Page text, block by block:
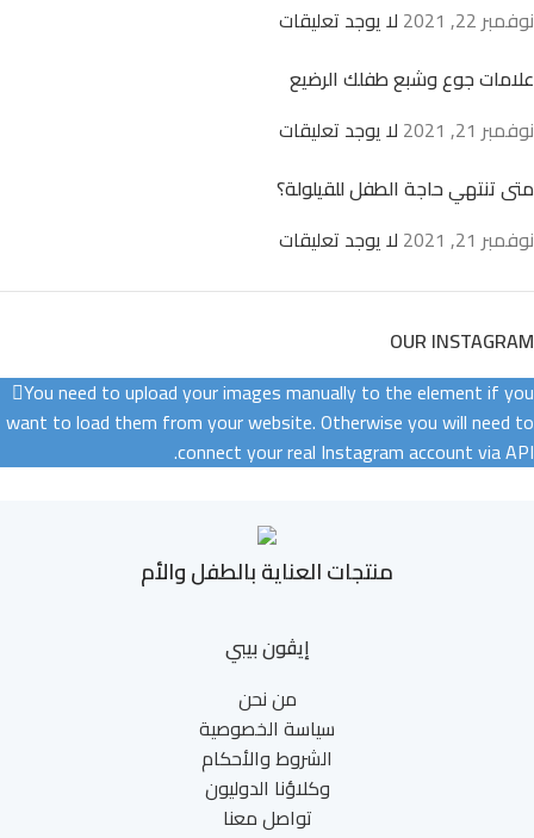
نوفمبر 22, 2021
لا يوجد تعليقات
علامات جوع وشبع طفلك الرضيع
نوفمبر 21, 2021
لا يوجد تعليقات
متى تنتهي حاجة الطفل للقيلولة؟
نوفمبر 21, 2021
لا يوجد تعليقات
OUR INSTAGRAM
You need to upload your images manually to the element if you
want to load them from your website. Otherwise you will need to
connect your real Instagram account via API.
منتجات العناية بالطفل والأم
إيڤون بيبي
من نحن
سياسة الخصوصية
الشروط والأحكام
وكلاؤنا الدوليون
تواصل معنا